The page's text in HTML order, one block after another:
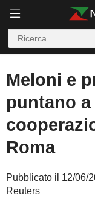
Meloni e
puntano
Roma
Pubblicato il 12/06/
Reuters